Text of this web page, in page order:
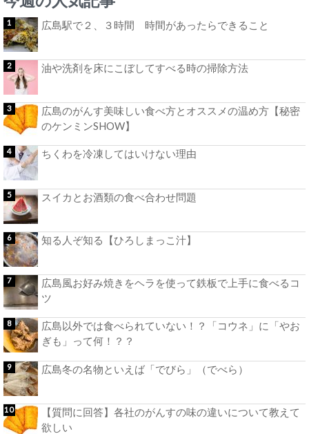
広島駅で２、３時間 時間があったらできること
油や洗剤を床にこぼしてすべる時の掃除方法
広島のがんす美味しい食べ方とオススメの温め方【秘密
のケンミンSHOW】
ちくわを冷凍してはいけない理由
スイカとお酒類の食べ合わせ問題
知る人ぞ知る【ひろしまっこ汁】
広島風お好み焼きをヘラを使って鉄板で上手に食べるコ
ツ
広島以外では食べられていない！？「コウネ」に「やお
ぎも」って何！？？
広島冬の名物といえば「でびら」（でべら）
【質問に回答】各社のがんすの味の違いについて教えて
欲しい